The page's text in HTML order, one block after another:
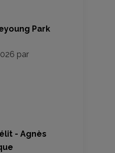
Park
par
- Agnès